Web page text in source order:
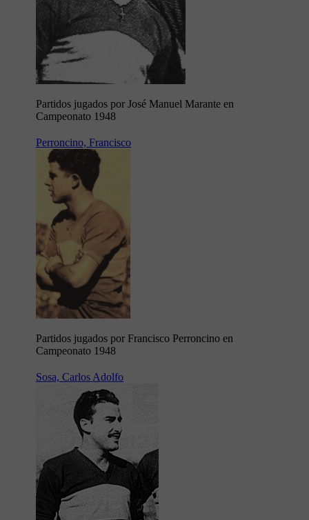
Partidos jugados por José Manuel Marante en
Campeonato 1948
Perroncino, Francisco
Partidos jugados por Francisco Perroncino en
Campeonato 1948
Sosa, Carlos Adolfo